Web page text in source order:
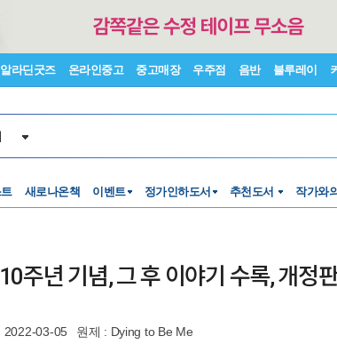
알라딘굿즈 온라인중고 중고매장 우주점 음반 블루레이
새로나온책 이벤트 정가인하도서 추천도서 작가와
주년 기념, 그 후 이야기 수록, 개정
2022-03-05 원제 : Dying to Be Me